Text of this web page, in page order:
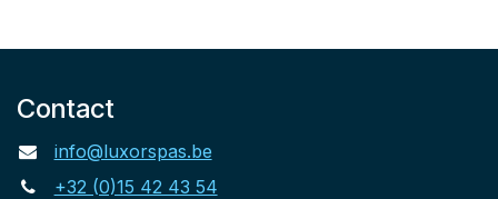
Contact
info@luxorspas.be
+32 (0)15 42 43 54